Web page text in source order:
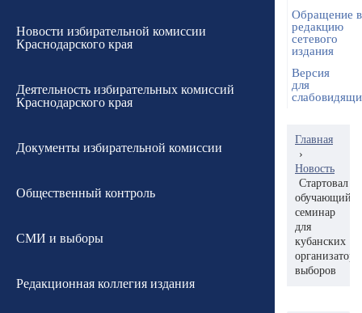
Новости избирательной комиссии
Краснодарского края
Деятельность избирательных комиссий
Краснодарского края
Документы избирательной комиссии
Общественный контроль
СМИ и выборы
Редакционная коллегия издания
Обращение в
редакцию
сетевого
издания
Версия
для
Главная
›
Новость
Стартовал
обучающий
семинар
для
кубанских
выборов